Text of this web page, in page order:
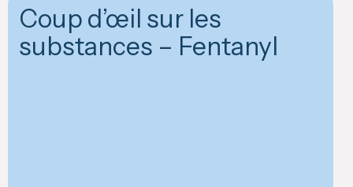
Coup d’œil sur les
substances – Fentanyl